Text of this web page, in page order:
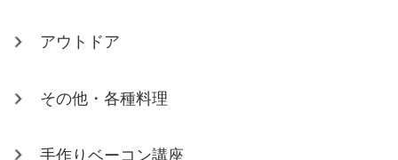
アウトドア
その他・各種料理
手作りベーコン講座